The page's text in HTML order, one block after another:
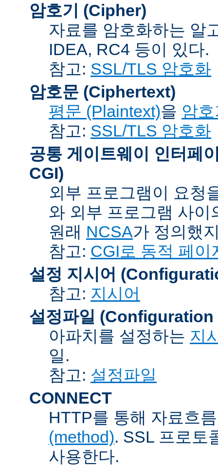
암호기 (Cipher)
자료를 암호화하는 알
IDEA, RC4 등이 있다.
참고: SSL/TLS 암호화
암호문 (Ciphertext)
평문 (Plaintext)을 암
참고: SSL/TLS 암호화
공통 게이트웨이 인터페
CGI)
외부 프로그램이 요청
와 외부 프로그램 사
원래 NCSA가 정의했
참고: CGI로 동적 페이
설정 지시어
참고: 지시어
설정파일 (Configuration
아파치를 설정하는 지
일.
참고: 설정파일
CONNECT
HTTP를 통해 자료흐
(method). SSL 프로토
사용한다.